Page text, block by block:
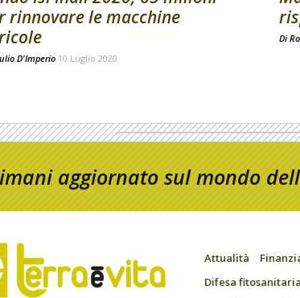
rinnovare le macchine
D'Imperio 10 Luglio 2020
Di
aggiornato sul mondo
Attualità
Difesa fitosanitaria